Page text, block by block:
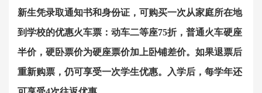
新生凭录取通知书和身份证，可购买一次从家庭所在地
到学校的优惠火车票：动车二等座75折，普通火车硬座
半价，硬卧票价为硬座票价加上卧铺差价。如果退票后
重新购票，仍可享受一次学生优惠。入学后，每学年还